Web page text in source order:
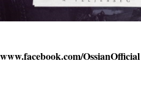
www.facebook.com/OssianOfficial